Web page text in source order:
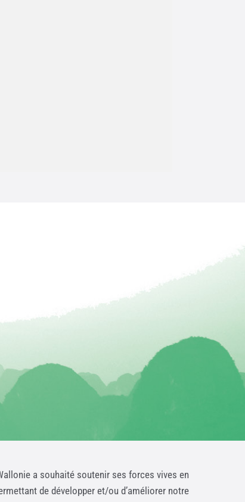
a souhaité soutenir ses forces vives en
de développer et/ou d’améliorer notre